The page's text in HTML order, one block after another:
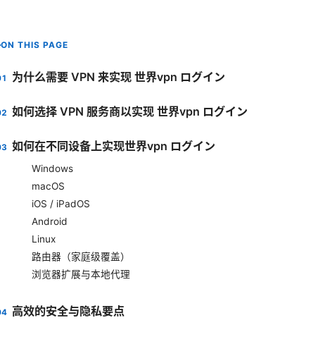
ON THIS PAGE
为什么需要 VPN 来实现 世界vpn ログイン
如何选择 VPN 服务商以实现 世界vpn ログイン
如何在不同设备上实现世界vpn ログイン
Windows
macOS
iOS / iPadOS
Android
Linux
路由器（家庭级覆盖）
浏览器扩展与本地代理
高效的安全与隐私要点